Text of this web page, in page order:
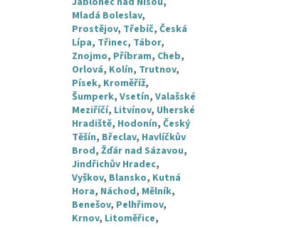
Mladá Boleslav,
Prostějov, Třebíč,Česká
Lípa, Třinec, Tábor,
Znojmo, Příbram, Cheb,
Orlová, Kolín, Trutnov,
Písek, Kroměříž,
Šumperk,Vsetín,Valašské
Meziříčí, Litvínov, Uherské
Hradiště, Hodonín,Český
Těšín, Břeclav, Havlíčkův
Brod,Žďár nad Sázavou,
Jindřichův Hradec,
Vyškov, Blansko, Kutná
Hora, Náchod, Mělník,
Benešov, Pelhřimov,
Krnov, Litoměřice,